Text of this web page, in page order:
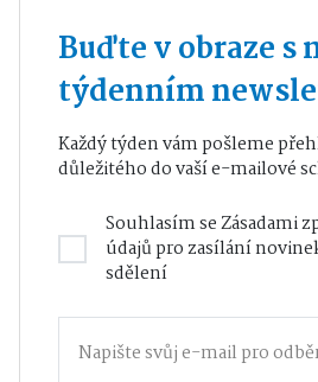
Buďte v obraze s
týdenním
Každý týden vám pošleme
důležitého do vaší e-mailové
Souhlasím seZásadami
údajůpro zasílání
sdělení